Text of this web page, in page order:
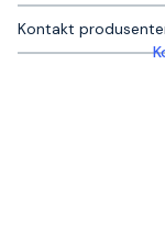
Kontakt